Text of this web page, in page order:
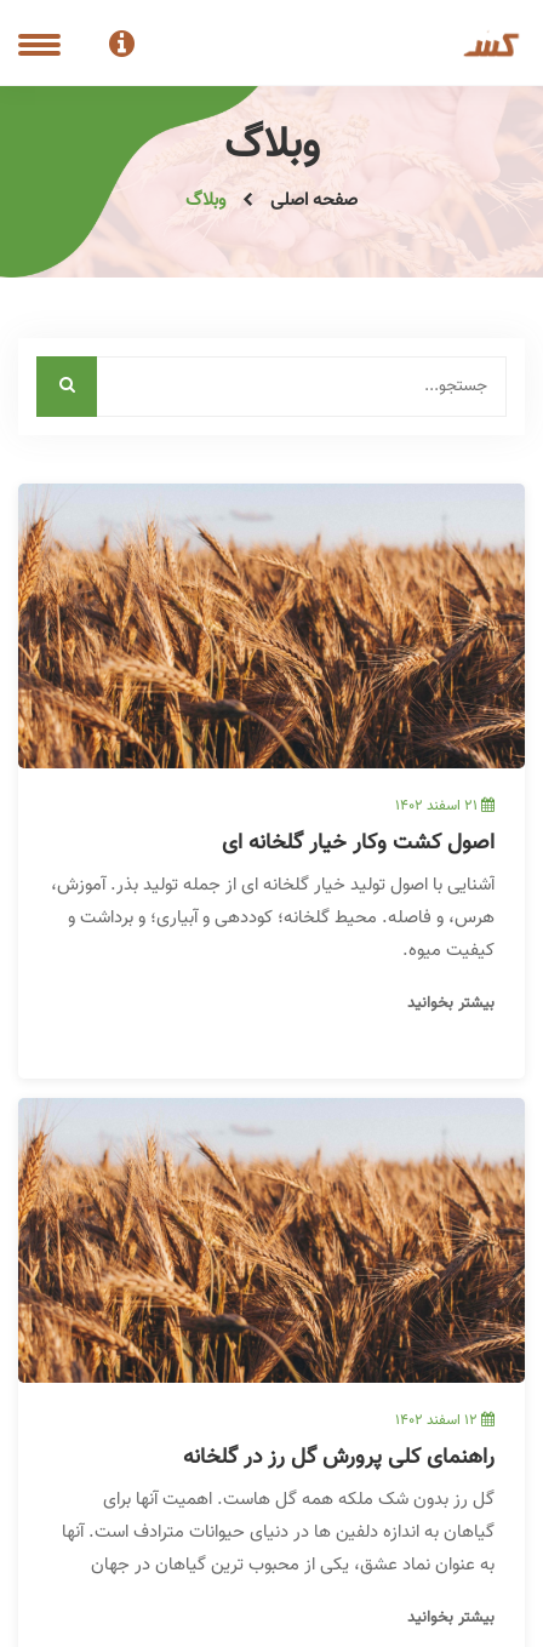
وبلاگ
صفحه اصلی وبلاگ
21 اسفند 1402
اصول کشت وکار خیار گلخانه ای
آشنایی با اصول تولید خیار گلخانه ای از جمله تولید بذر. آموزش،
هرس، و فاصله. محیط گلخانه؛ کوددهی و آبیاری؛ و برداشت و
کیفیت میوه.
بیشتر بخوانید
12 اسفند 1402
راهنمای کلی پرورش گل رز در گلخانه
گل رز بدون شک ملکه همه گل هاست. اهمیت آنها برای
گیاهان به اندازه دلفین ها در دنیای حیوانات مترادف است. آنها
به عنوان نماد عشق، یکی از محبوب ترین گیاهان در جهان
نوع خاک، رشد گل رز را در هر منطقه دشوار می کند. اینجاست
بیشتر بخوانید